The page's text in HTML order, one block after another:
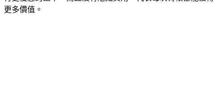
更多價值。